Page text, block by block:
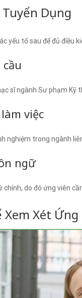
Tuyển Dụng
yếu tố sau để đủ điều
sĩ ngành Sư phạm Kỹ
việc
nghiệm trong ngành
ngữ
do đó ứng viên
Xem Xét